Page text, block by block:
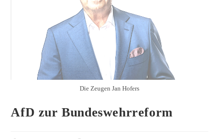
Die Zeugen Jan Hofers
AfD zur Bundeswehrreform